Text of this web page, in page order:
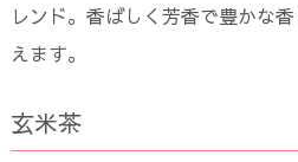
レンド。香ばしく芳香で豊かな
えます。
玄米茶